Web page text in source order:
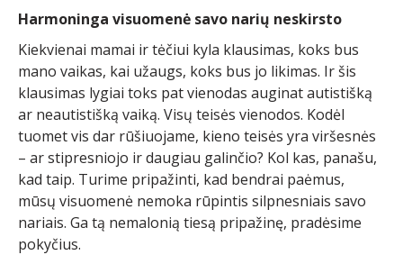
Harmoninga visuomenė savo narių neskirsto
Kiekvienai mamai ir tėčiui kyla klausimas, koks bus
mano vaikas, kai užaugs, koks bus jo likimas. Ir šis
klausimas lygiai toks pat vienodas auginat autistišką
ar neautistišką vaiką. Visų teisės vienodos. Kodėl
tuomet vis dar rūšiuojame, kieno teisės yra viršesnės
– ar stipresniojo ir daugiau galinčio? Kol kas, panašu,
kad taip. Turime pripažinti, kad bendrai paėmus,
mūsų visuomenė nemoka rūpintis silpnesniais savo
nariais. Ga tą nemalonią tiesą pripažinę, pradėsime
pokyčius.